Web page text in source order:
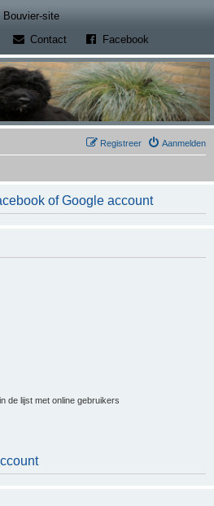
Bouvier-site(Opens a new tab)
Contact(Opens a new tab)
Facebook
Aanmelden
Registreer
of Google account
de lijst met online gebruikers